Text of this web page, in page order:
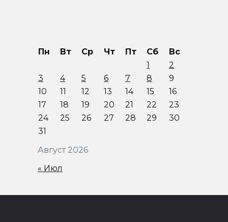
Август 2026
Пн Вт Ср Чт Пт Сб
Вс
1
2
3
4 5 6 7 8
9
10
11 12 13 14 15
16
17
18 19 20 21 22
23
24
25 26 27 28 29
30
31
« Июл